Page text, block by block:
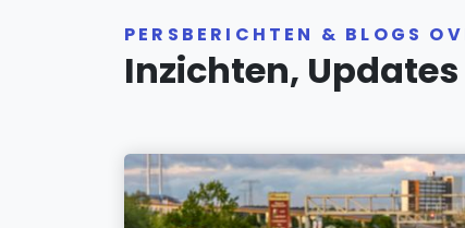
PERSBERICHTEN & BLOGS
Inzichten,